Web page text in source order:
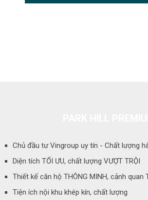
Chủ đầu tư Vingroup uy tín - Chất lượng
Diện tích TỐI ƯU, chất lượng VƯỢT TRỘI
Thiết kế căn hộ THÔNG MINH, cảnh quan
Tiện ích nội khu khép kín, chất lượng